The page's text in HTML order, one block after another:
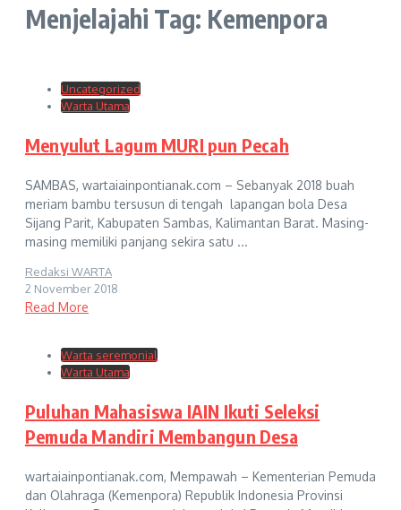
Menjelajahi Tag: Kemenpora
Uncategorized
Warta Utama
Menyulut Lagum MURI pun Pecah
SAMBAS, wartaiainpontianak.com – Sebanyak 2018 buah
meriam bambu tersusun di tengah lapangan bola Desa
Sijang Parit, Kabupaten Sambas, Kalimantan Barat. Masing-
masing memiliki panjang sekira satu ...
Redaksi WARTA
2 November 2018
Read More
Warta seremonial
Warta Utama
Puluhan Mahasiswa IAIN Ikuti Seleksi
Pemuda Mandiri Membangun Desa
wartaiainpontianak.com, Mempawah – Kementerian Pemuda
dan Olahraga (Kemenpora) Republik Indonesia Provinsi